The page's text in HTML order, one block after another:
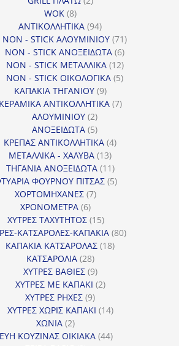
WOK 88
προϊόντα
ΑΝΤΙΚΟΛΛΗΤΙΚΑ 9494
προϊόντα
NON - STICK ΑΛΟΥΜΙΝΙΟΥ 7171
προϊόντα
NON - STICK ΑΝΟΞΕΙΔΩΤΑ 66
προϊόντα
NON - STICK ΜΕΤΑΛΛΙΚΑ 1212
προϊόντα
NON - STICK ΟΙΚΟΛΟΓΙΚΑ 55
ΚΑΠΑΚΙΑ ΤΗΓΑΝΙΟΥ 99
προϊόντα
ΚΕΡΑΜΙΚΑ ΑΝΤΙΚΟΛΛΗΤΙΚΑ 77
ΑΛΟΥΜΙΝΙΟΥ 22
προϊόντα
ΑΝΟΞΕΙΔΩΤΑ 55
προϊόντα
ΚΡΕΠΑΣ ΑΝΤΙΚΟΛΛΗΤΙΚΑ 44
ΜΕΤΑΛΛΙΚΑ - ΧΑΛΥΒΑ 1313
προϊόντα
ΤΗΓΑΝΙΑ ΑΝΟΞΕΙΔΩΤΑ 1111
προϊόντα
ΦΟΥΡΝΟΥ ΠΙΤΣΑΣ 55
ΧΟΡΤΟΜΗΧΑΝΕΣ 77
ΧΡΟΝΟΜΕΤΡΑ 66
προϊόντα
ΧΥΤΡΕΣ ΤΑΧΥΤΗΤΟΣ 1515
προϊόντα
ΚΑΤΣΑΡΟΛΕΣ-ΚΑΠΑΚΙΑ 8080
ΚΑΠΑΚΙΑ ΚΑΤΣΑΡΟΛΑΣ 1818
ΚΑΤΣΑΡΟΛΙΑ 2828
προϊόντα
ΧΥΤΡΕΣ ΒΑΘΙΕΣ 99
προϊόντα
ΧΥΤΡΕΣ ΜΕ ΚΑΠΑΚΙ 22
ΧΥΤΡΕΣ ΡΗΧΕΣ 99
προϊόντα
ΧΥΤΡΕΣ ΧΩΡΙΣ ΚΑΠΑΚΙ 1414
ΧΩΝΙΑ 22
προϊόντα
ΚΟΥΖΙΝΑΣ ΟΙΚΙΑΚΑ 4444